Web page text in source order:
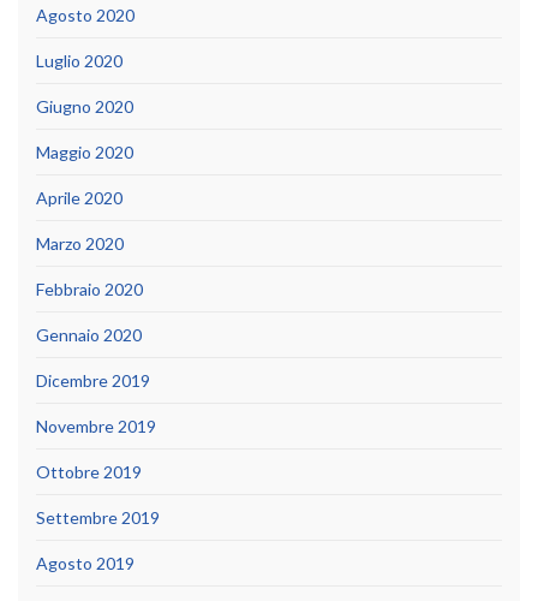
Agosto 2020
Luglio 2020
Giugno 2020
Maggio 2020
Aprile 2020
Marzo 2020
Febbraio 2020
Gennaio 2020
Dicembre 2019
Novembre 2019
Ottobre 2019
Settembre 2019
Agosto 2019